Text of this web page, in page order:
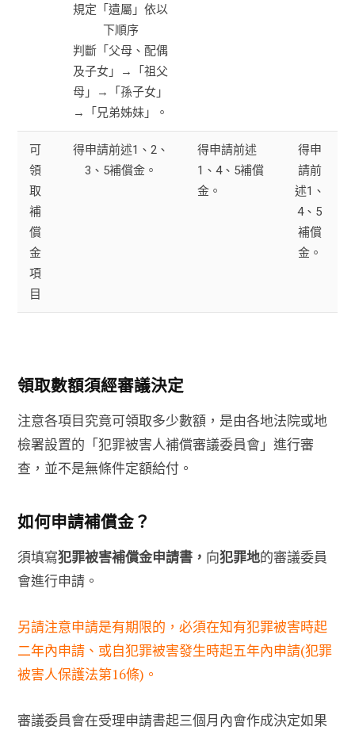
規定「遺屬」依以
下順序
判斷「父母、配偶
及子女」→「祖父
母」→「孫子女」
→「兄弟姊妹」。
可
領
取
補
償
金
項
目
得申請前述1、2、
3、5補償金。
得申請前述
1、4、5補償
金。
得申
請前
述1、
4、5
補償
金。
領取數額須經審議決定
注意各項目究竟可領取多少數額，是由各地法院或地
檢署設置的「犯罪被害人補償審議委員會」進行審
查，並不是無條件定額給付。
如何申請補償金？
須填寫犯罪被害補償金申請書， 向犯罪地的審議委員
會進行申請。
另請注意申請是有期限的，必須在知有犯罪被害時起
二年內申請、或自犯罪被害發生時起五年內申請(犯罪
被害人保護法第16條)。
審議委員會在受理申請書起三個月內會作成決定如果